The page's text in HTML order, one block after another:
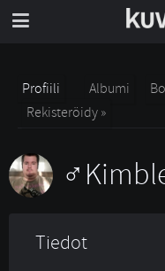
Profiili Albumi
Rekisteröidy »
Tiedot